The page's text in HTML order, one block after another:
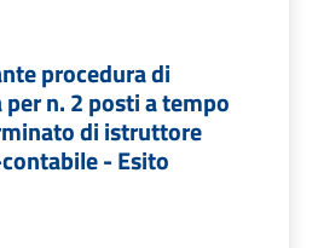
procedura di
n. 2 posti a tempo
di istruttore
- Esito